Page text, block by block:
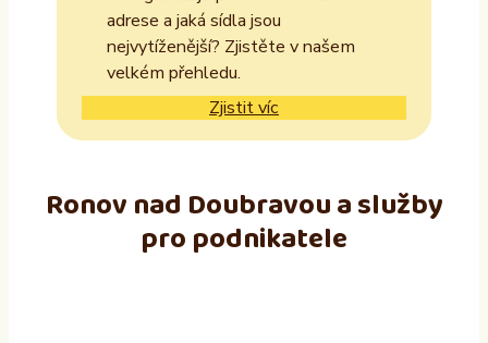
adrese a jaká sídla jsou
nejvytíženější? Zjistěte v našem
velkém přehledu.
Zjistit víc
Ronov nad Doubravou a služby
pro podnikatele